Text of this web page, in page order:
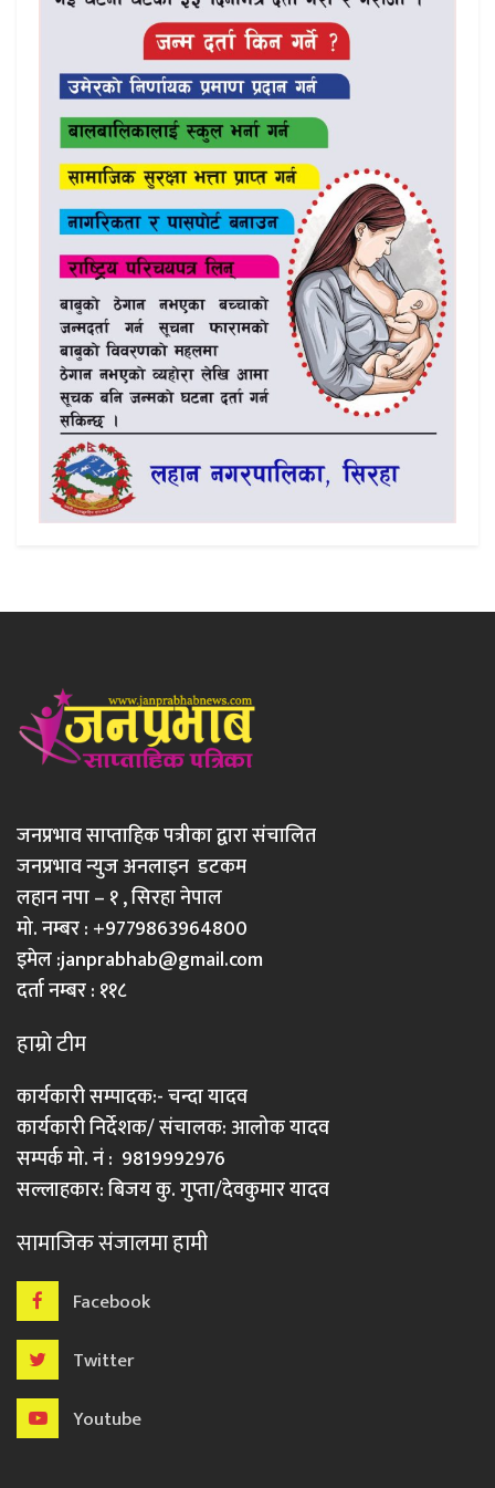
जनप्रभाव साप्ताहिक पत्रीका द्वारा संचालित
जनप्रभाव न्युज अनलाइन डटकम
लहान नपा – १ , सिरहा नेपाल
मो. नम्बर : +9779863964800
इमेल :janprabhab@gmail.com
दर्ता नम्बर : ११८
हाम्रो टीम
कार्यकारी सम्पादक:- चन्दा यादव
कार्यकारी निर्देशक/ संचालक: आलोक यादव
सम्पर्क मो. नं : 9819992976
सल्लाहकार: बिजय कु. गुप्ता/देवकुमार यादव
सामाजिक संजालमा हामी
Facebook
Twitter
Youtube